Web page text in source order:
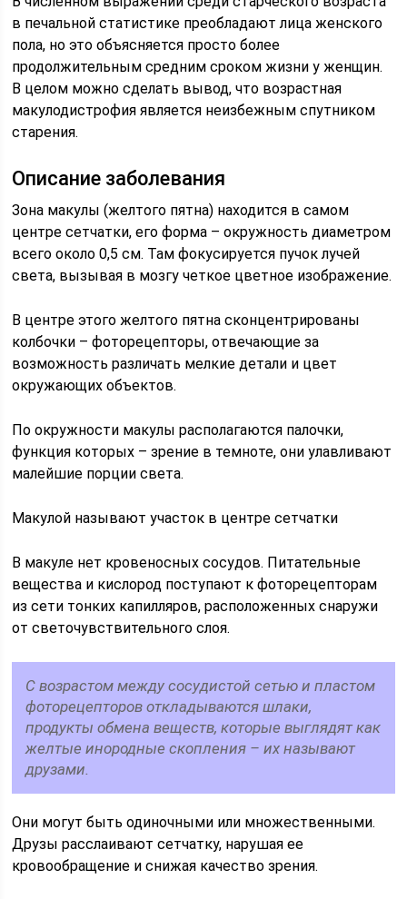
в печальной статистике преобладают лица женского
пола, но это объясняется просто более
продолжительным средним сроком жизни у женщин.
В целом можно сделать вывод, что возрастная
макулодистрофия является неизбежным спутником
старения.
Описание заболевания
Зона макулы (желтого пятна) находится в самом
центре сетчатки, его форма – окружность диаметром
всего около 0,5 см. Там фокусируется пучок лучей
света, вызывая в мозгу четкое цветное изображение.
В центре этого желтого пятна сконцентрированы
колбочки – фоторецепторы, отвечающие за
возможность различать мелкие детали и цвет
окружающих объектов.
По окружности макулы располагаются палочки,
функция которых – зрение в темноте, они улавливают
малейшие порции света.
Макулой называют участок в центре сетчатки
В макуле нет кровеносных сосудов. Питательные
вещества и кислород поступают к фоторецепторам
из сети тонких капилляров, расположенных снаружи
от светочувствительного слоя.
С возрастом между сосудистой сетью и пластом
фоторецепторов откладываются шлаки,
продукты обмена веществ, которые выглядят как
желтые инородные скопления – их называют
друзами.
Они могут быть одиночными или множественными.
Друзы расслаивают сетчатку, нарушая ее
кровообращение и снижая качество зрения.